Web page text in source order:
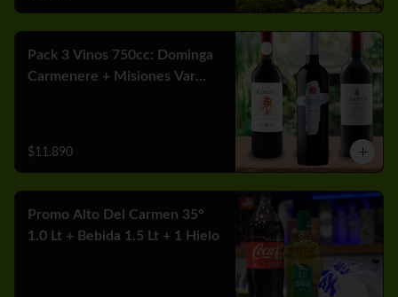
Pack 3 Vinos 750cc: Dominga
Carmenere + Misiones Var
$11.890
Promo Alto Del Carmen 35°
1.0 Lt + Bebida 1.5 Lt + 1 Hielo